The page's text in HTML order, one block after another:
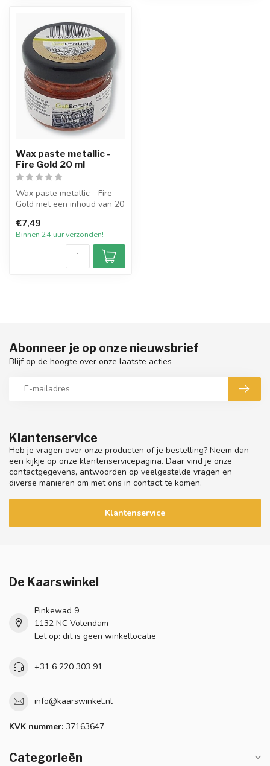
Wax paste metallic -
Fire Gold 20 ml
Wax paste metallic - Fire
Gold met een inhoud van 20
kaarsen...
€7,49
Binnen 24 uur verzonden!
Klantenservice
Heb je vragen over onze producten of je bestelling? Neem dan
een kijkje op onze klantenservicepagina. Daar vind je onze
contactgegevens, antwoorden op veelgestelde vragen en
diverse manieren om met ons in contact te komen.
Klantenservice
Abonneer je op onze nieuwsbrief
Blijf op de hoogte over onze laatste acties
De Kaarswinkel
Pinkewad 9
1132 NC Volendam
Let op: dit is geen winkellocatie
+31 6 220 303 91
info@kaarswinkel.nl
KVK nummer: 37163647
Categorieën